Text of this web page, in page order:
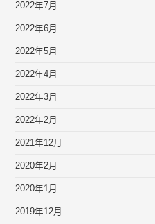
2022年7月
2022年6月
2022年5月
2022年4月
2022年3月
2022年2月
2021年12月
2020年2月
2020年1月
2019年12月